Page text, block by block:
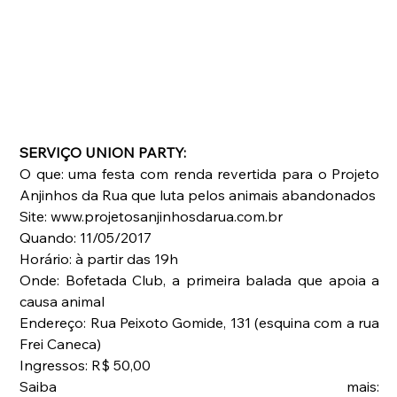
SERVIÇO UNION PARTY:
O que: uma festa com renda revertida para o Projeto
Anjinhos da Rua que luta pelos animais abandonados
Site: www.projetosanjinhosdarua.com.br
Quando: 11/05/2017
Horário: à partir das 19h
Onde: Bofetada Club, a primeira balada que apoia a
causa animal
Endereço: Rua Peixoto Gomide, 131 (esquina com a rua
Frei Caneca)
Ingressos: R$ 50,00
Saiba mais: